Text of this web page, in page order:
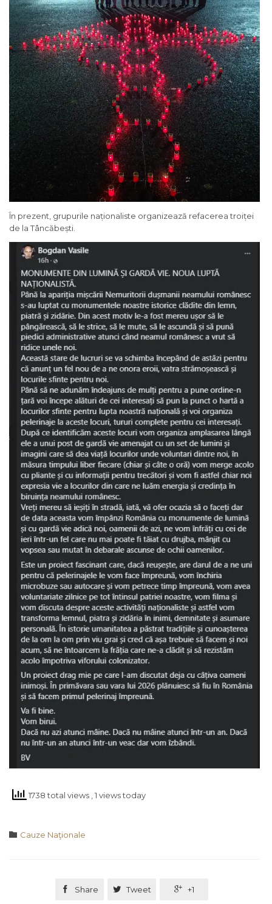
În prezent, grupurile naționaliste organizează refacerea troiței
de la Tâncăbești.
1738 total views , 1 views today
 Category
Cauze Naţionale
 Share  Tweet  +1